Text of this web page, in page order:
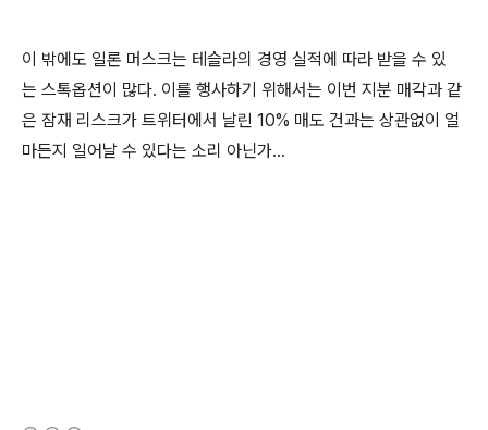
이 밖에도 일론 머스크는 테슬라의 경영 실적에 따라 받을 수 있
는 스톡옵션이 많다. 이를 행사하기 위해서는 이번 지분 매각과 같
은 잠재 리스크가 트위터에서 날린 10% 매도 건과는 상관없이 얼
마든지 일어날 수 있다는 소리 아닌가...